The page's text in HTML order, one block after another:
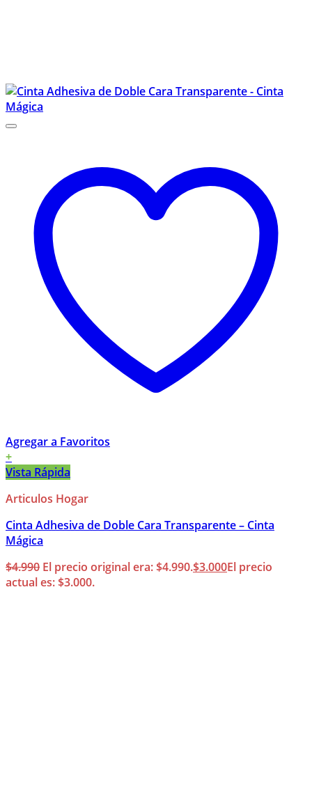
Agregar a Favoritos
+
Vista Rápida
Articulos Hogar
Cinta Adhesiva de Doble Cara Transparente – Cinta
Mágica
$4.990 El precio original era: $4.990.$3.000El precio
actual es: $3.000.